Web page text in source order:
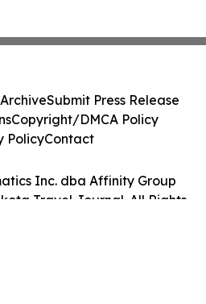
Inc. dba Affinity Group
Travel Journal. All Rights
Submit Press Release
Copyright/DMCA Policy
PolicyContact